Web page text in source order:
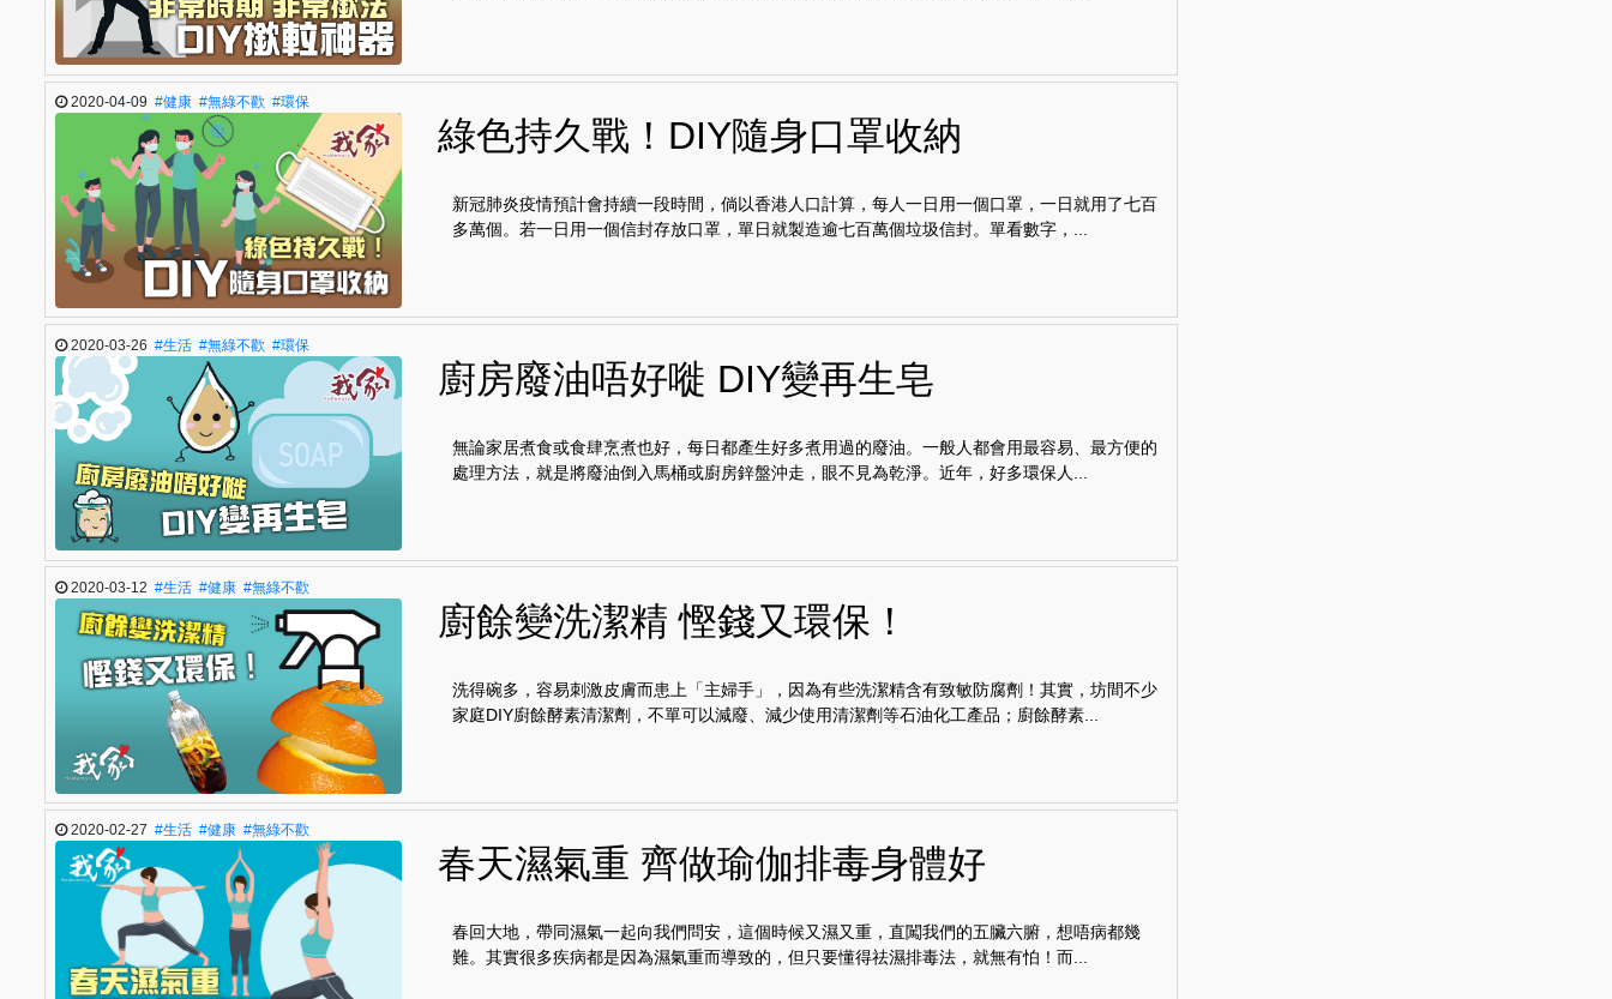
2020-04-09 #健康 #無綠不歡 #環保
綠色持久戰！DIY隨身口罩收納
新冠肺炎疫情預計會持續一段時間，倘以香港人口計算，每人一日用一個口罩，一日就用了七百
多萬個。若一日用一個信封存放口罩，單日就製造逾七百萬個垃圾信封。單看數字，...
2020-03-26 #生活 #無綠不歡 #環保
廚房廢油唔好嘥 DIY變再生皂
無論家居煮食或食肆烹煮也好，每日都產生好多煮用過的廢油。一般人都會用最容易、最方便的
處理方法，就是將廢油倒入馬桶或廚房鋅盤沖走，眼不見為乾淨。近年，好多環保人...
2020-03-12 #生活 #健康 #無綠不歡
廚餘變洗潔精 慳錢又環保！
洗得碗多，容易刺激皮膚而患上「主婦手」，因為有些洗潔精含有致敏防腐劑！其實，坊間不少
家庭DIY廚餘酵素清潔劑，不單可以減廢、減少使用清潔劑等石油化工產品；廚餘酵素...
2020-02-27 #生活 #健康 #無綠不歡
春天濕氣重 齊做瑜伽排毒身體好
春回大地，帶同濕氣一起向我們問安，這個時候又濕又重，直闖我們的五臟六腑，想唔病都幾
難。其實很多疾病都是因為濕氣重而導致的，但只要懂得祛濕排毒法，就無有怕！而...